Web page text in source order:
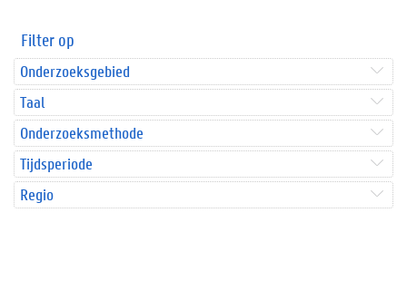
Filter op
Onderzoeksgebied
Taal
Onderzoeksmethode
Tijdsperiode
Regio